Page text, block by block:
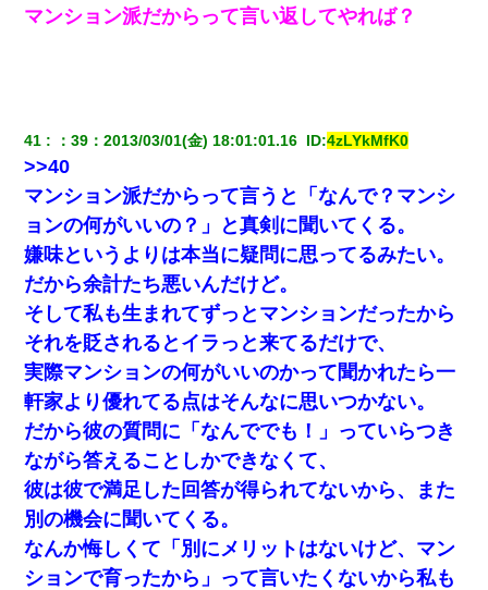
日曜日、会社の窓を見ると同僚の姿。俺（あれ？ディズニーシー
彼氏家「うちは墨入れるのが伝統だから。お前も彫れ」 → 結果…
父親がくも膜下出血で突然ﾀﾋ。→母の貯金が0なことが判明。→母
「私を家に置いてほしい、どうか見捨てないで(土下座」俺・嫁
「…」
｢昨日はお兄ちゃんと一緒にお風呂に入っちゃった～｣とか毎日兄
の話をしていたA子が事故で亡くなった。→Ａ子のお母さんの話に
驚愕…
わい(42)渋谷の夜のサービスで19の女の子にゴックンさせた結果
ｗｗｗｗｗｗｗｗ
童貞俺、宅飲みした女友達2人を家に泊めた結果ｗｗｗｗｗｗ
日航機墜落事故の「ここからは日本語で大丈夫ですよ〜」の絶望
感がヤバイ・・・
マンション派だからって言い返してやれば？
41 ：39 ：2013/03/01(金) 18:01:01.16 ID:4zLYkMfK0
>>40
マンション派だからって言うと「なんで？マンシ
ョンの何がいいの？」と真剣に聞いてくる。
嫌味というよりは本当に疑問に思ってるみたい。
だから余計たち悪いんだけど。
そして私も生まれてずっとマンションだったから
それを貶されるとイラっと来てるだけで、
実際マンションの何がいいのかって聞かれたら一
軒家より優れてる点はそんなに思いつかない。
だから彼の質問に「なんででも！」っていらつき
ながら答えることしかできなくて、
彼は彼で満足した回答が得られてないから、また
別の機会に聞いてくる。
なんか悔しくて「別にメリットはないけど、マン
ションで育ったから」って言いたくないから私も